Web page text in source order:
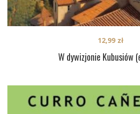
W dywizjonie Kubusiów
12,99 zł